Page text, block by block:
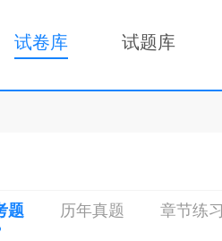
试卷库 试题库
题 历年真题 章节练习